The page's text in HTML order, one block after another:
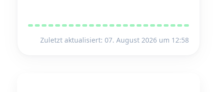
Zuletzt aktualisiert: 07. August 2026 um 12:58